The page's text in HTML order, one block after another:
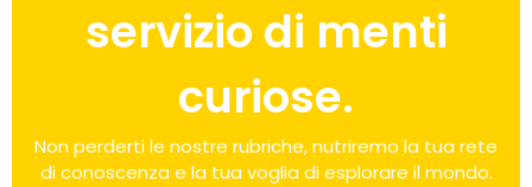
servizio di menti
curiose.
Non perderti le nostre rubriche, nutriremo la tua rete
di conoscenza e la tua voglia di esplorare il mondo.